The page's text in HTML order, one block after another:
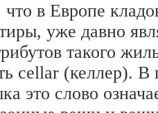
что в Европе
уже давно
такого
cellar (келлер). В
это слово